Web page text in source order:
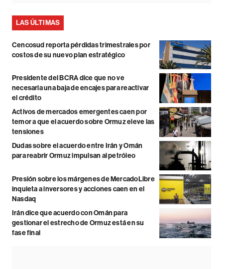
LAS ÚLTIMAS
Cencosud reporta pérdidas trimestrales por
costos de su nuevo plan estratégico
Presidente del BCRA dice que no ve
necesaria una baja de encajes para reactivar
el crédito
Activos de mercados emergentes caen por
temor a que el acuerdo sobre Ormuz eleve las
tensiones
Dudas sobre el acuerdo entre Irán y Omán
para reabrir Ormuz impulsan al petróleo
Presión sobre los márgenes de MercadoLibre
inquieta a inversores y acciones caen en el
Nasdaq
Irán dice que acuerdo con Omán para
gestionar el estrecho de Ormuz está en su
fase final